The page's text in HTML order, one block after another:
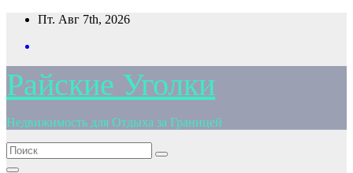
Перейти
содержимому
Пт. Авг 7th, 2026
Райские Уголки
Недвижимость для Отдыха за Границей